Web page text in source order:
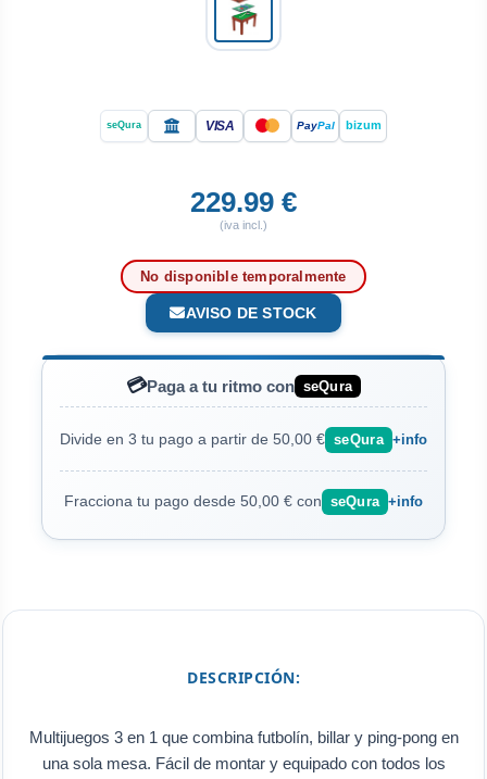
seQura VISA PayPal bizum
229.99 €
(iva incl.)
No disponible temporalmente
AVISO DE STOCK
💳Paga a tu ritmo con seQura
Divide en 3 tu pago a partir de 50,00 € seQura +info
Fracciona tu pago desde 50,00 € con seQura +info
DESCRIPCIÓN:
Multijuegos 3 en 1 que combina futbolín, billar y ping-pong en
una sola mesa. Fácil de montar y equipado con todos los